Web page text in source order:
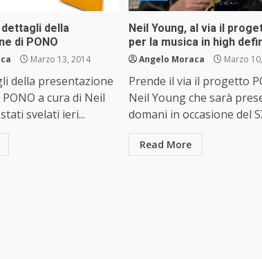
dettagli della
di PONO
Marzo 13, 2014
della presentazione
a cura di Neil
svelati ieri...
Neil Young, al via il
per la musica in high
Angelo Moraca Marzo
Prende il via il progetto
Neil Young che sarà
domani in occasione del
Read More